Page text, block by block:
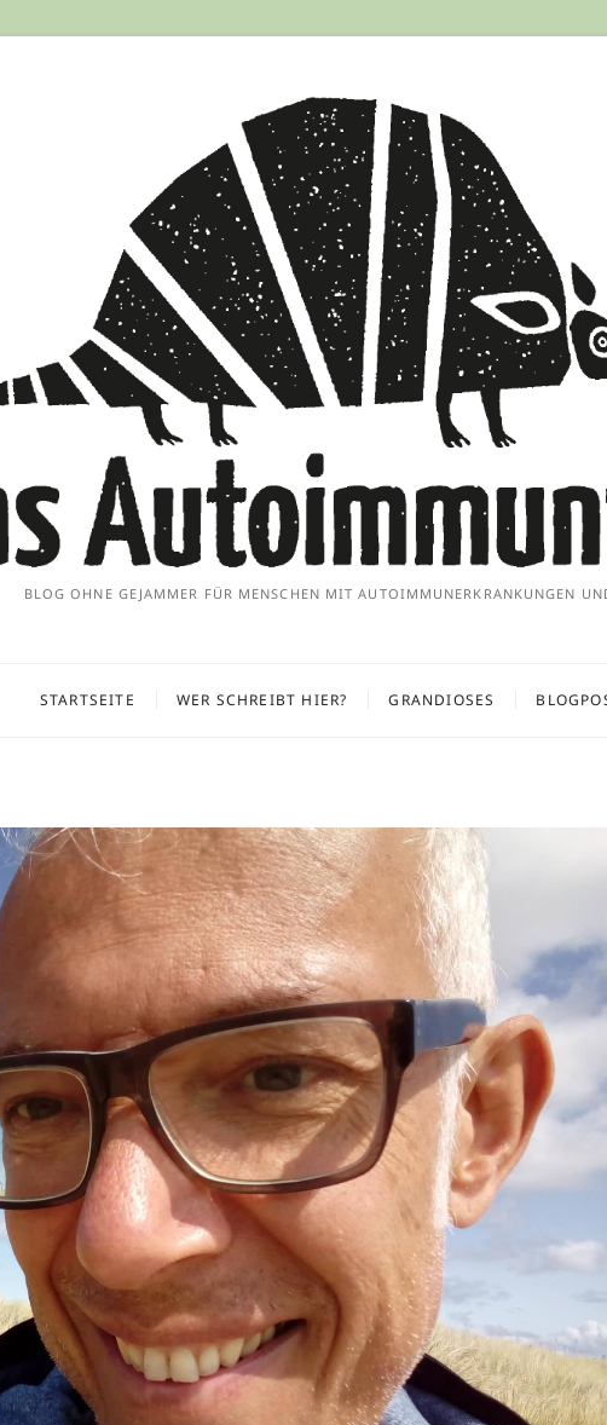
BLOG OHNE GEJAMMER FÜR MENSCHEN MIT AUTOIMMUNERKRANKUNGEN
STARTSEITE WER SCHREIBT HIER? GRANDIOSES